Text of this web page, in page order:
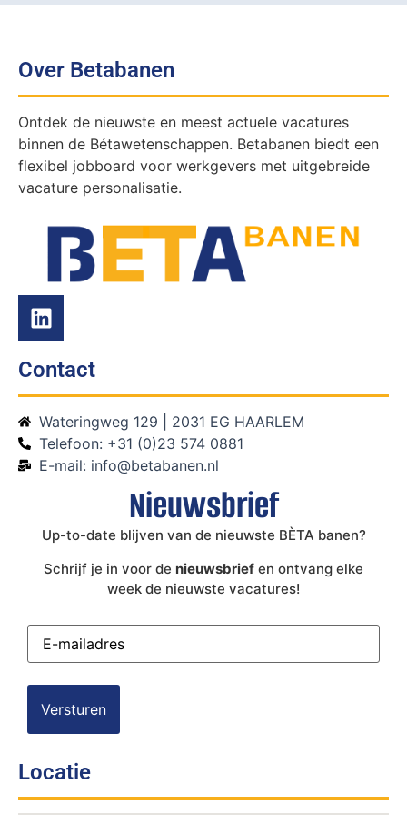
Over Betabanen
Ontdek de nieuwste en meest actuele vacatures
binnen de Bétawetenschappen. Betabanen biedt een
flexibel jobboard voor werkgevers met uitgebreide
vacature personalisatie.
Contact
Wateringweg 129 | 2031 EG HAARLEM
Telefoon: +31 (0)23 574 0881
E-mail: info@betabanen.nl
Nieuwsbrief
Up-to-date blijven van de nieuwste BÈTA banen?
Schrijf je in voor de nieuwsbrief en ontvang elke
week de nieuwste vacatures!
E-
mailadres(Vereist)
Locatie